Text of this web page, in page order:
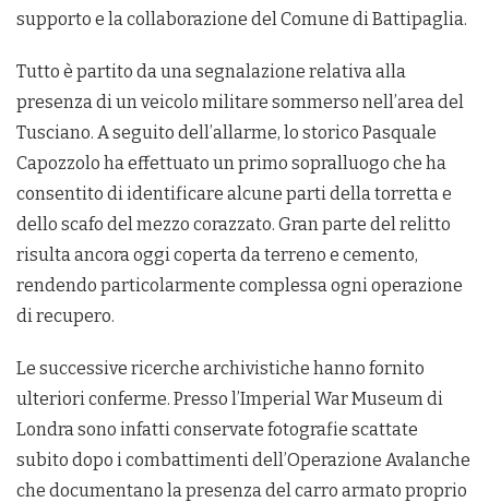
supporto e la collaborazione del Comune di Battipaglia.
Tutto è partito da una segnalazione relativa alla
presenza di un veicolo militare sommerso nell’area del
Tusciano. A seguito dell’allarme, lo storico Pasquale
Capozzolo ha effettuato un primo sopralluogo che ha
consentito di identificare alcune parti della torretta e
dello scafo del mezzo corazzato. Gran parte del relitto
risulta ancora oggi coperta da terreno e cemento,
rendendo particolarmente complessa ogni operazione
di recupero.
Le successive ricerche archivistiche hanno fornito
ulteriori conferme. Presso l’Imperial War Museum di
Londra sono infatti conservate fotografie scattate
subito dopo i combattimenti dell’Operazione Avalanche
che documentano la presenza del carro armato proprio